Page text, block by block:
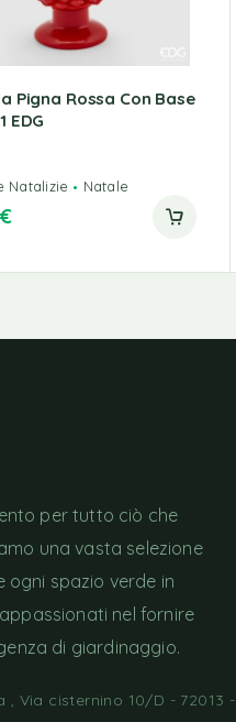
Pigna Rossa Con Base
EDG
Natalizie Natale
€
per tutto ciò che
una vasta selezione
spazio verde in
nel fornire
di giardinaggio.
Via cisternino 10/D - 72013 -